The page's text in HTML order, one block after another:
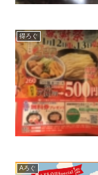
得ろぐ
Aろぐ